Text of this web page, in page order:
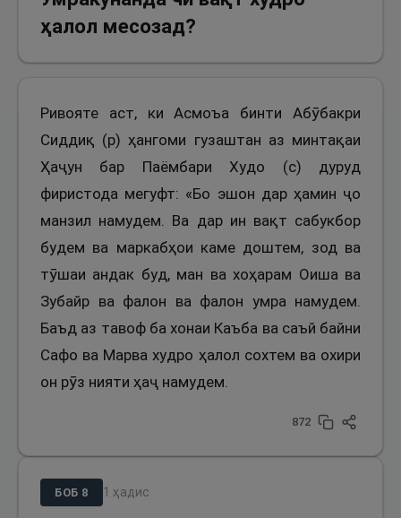
ҳалол месозад?
Ривояте аст, ки Асмоъа бинти Абӯбакри
Сиддиқ (р) ҳангоми гузаштан аз минтақаи
Ҳаҷун бар Паёмбари Худо (с) дуруд
фиристода мегуфт: «Бо эшон дар ҳамин ҷо
манзил намудем. Ва дар ин вақт сабукбор
будем ва маркабҳои каме доштем, зод ва
тӯшаи андак буд, ман ва хоҳарам Оиша ва
Зубайр ва фалон ва фалон умра намудем.
Баъд аз тавоф ба хонаи Каъба ва саъй байни
Сафо ва Марва худро ҳалол сохтем ва охири
он рӯз нияти ҳаҷ намудем.
872
БОБ 8 1 ҳадис